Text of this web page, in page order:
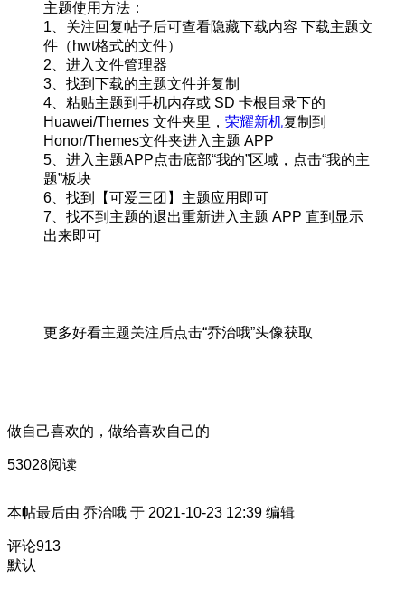
主题使用方法：
1、关注回复帖子后可查看隐藏下载内容 下载主题文
件（hwt格式的文件）
2、进入文件管理器
3、找到下载的主题文件并复制
4、粘贴主题到手机内存或 SD 卡根目录下的
Huawei/Themes 文件夹里， 荣耀新机复制到
Honor/Themes文件夹进入主题 APP
5、进入主题APP点击底部“我的”区域，点击“我的主
题”板块
6、找到【可爱三团】主题应用即可
7、找不到主题的退出重新进入主题 APP 直到显示
出来即可
更多好看主题关注后点击“乔治哦”头像获取
做自己喜欢的，做给喜欢自己的
53028阅读
本帖最后由 乔治哦 于 2021-10-23 12:39 编辑
评论913
默认